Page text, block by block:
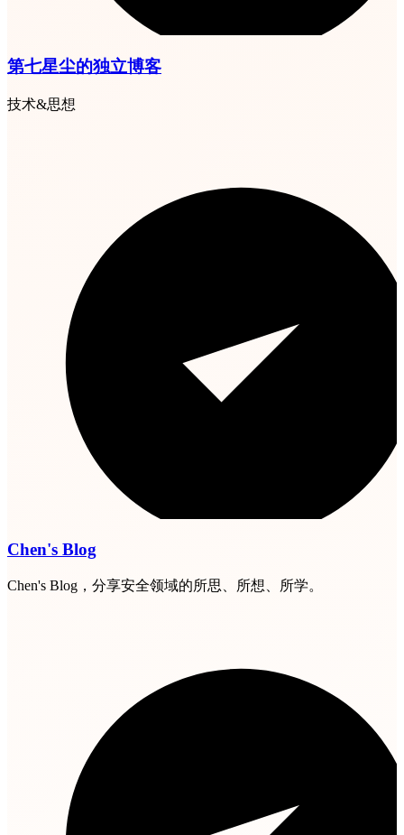
第七星尘的独立博客
技术&思想
Chen's Blog
Chen's Blog，分享安全领域的所思、所想、所学。